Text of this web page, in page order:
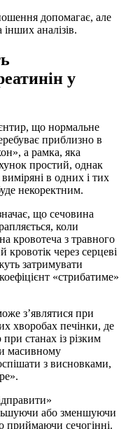
допомагає, але
аналізів.
у
що нормальне
приблизно в
а рамка, яка
простий, однак
в одних і тих
некоректним.
що сечовина
коли
кровотеча з травного
через серцеві
затримувати
«стрибатиме»
з’являтися при
хворобах печінки, де
станах із різким
масивному
з висновками,
або зменшуючи
приймаючи сечогінні.